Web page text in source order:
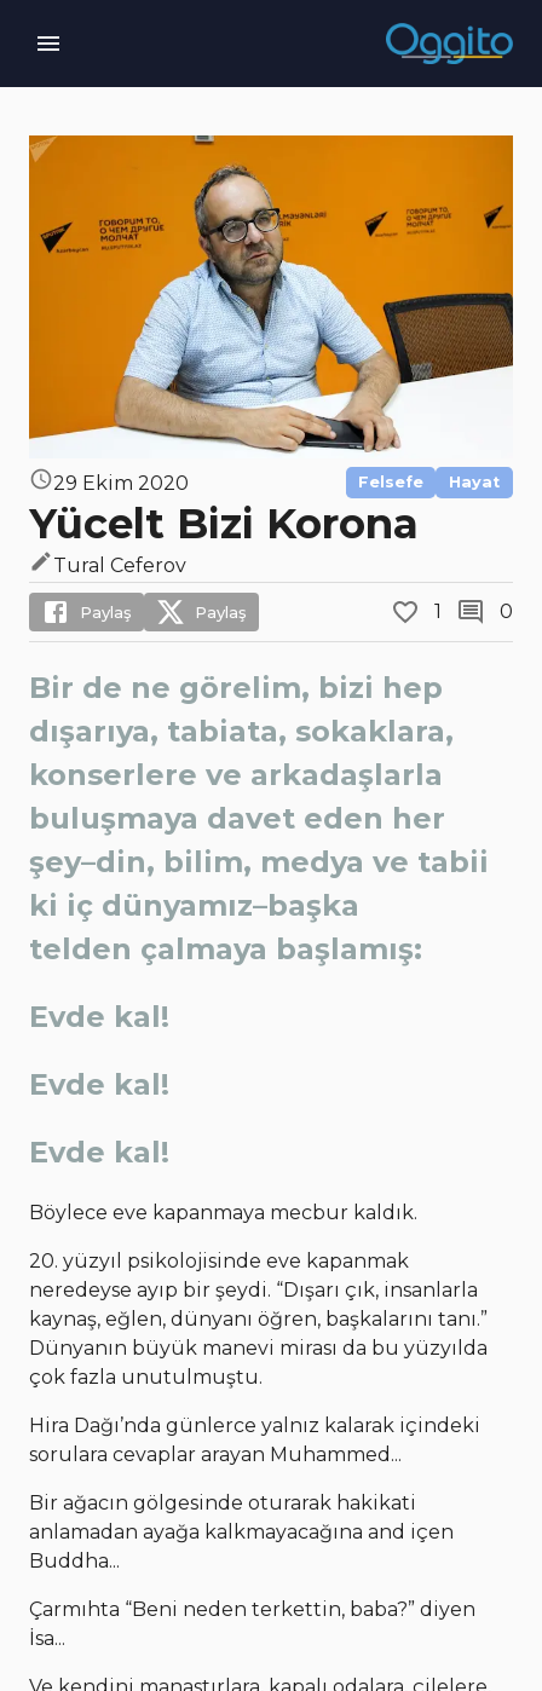
29 Ekim 2020 Felsefe Hayat
Yücelt Bizi Korona
Tural Ceferov
Paylaş Paylaş 1 0
Bir de ne görelim, bizi hep
dışarıya, tabiata, sokaklara,
konserlere ve arkadaşlarla
buluşmaya davet eden her
şey–din, bilim, medya ve tabii
ki iç dünyamız–başka
telden çalmaya başlamış:
Evde kal!
Evde kal!
Evde kal!
Böylece eve kapanmaya mecbur kaldık.
20. yüzyıl psikolojisinde eve kapanmak
neredeyse ayıp bir şeydi. “Dışarı çık, insanlarla
kaynaş, eğlen, dünyanı öğren, başkalarını tanı.”
Dünyanın büyük manevi mirası da bu yüzyılda
çok fazla unutulmuştu.
Hira Dağı’nda günlerce yalnız kalarak içindeki
sorulara cevaplar arayan Muhammed...
Bir ağacın gölgesinde oturarak hakikati
anlamadan ayağa kalkmayacağına and içen
Buddha...
Çarmıhta “Beni neden terkettin, baba?” diyen
İsa...